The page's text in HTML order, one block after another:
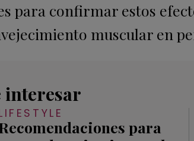
para confirmar estos
muscular en
interesar
para